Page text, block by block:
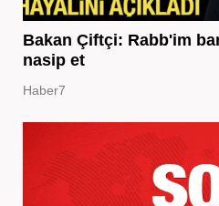
Bakan Çiftçi: Rabb'im
nasip et
Haber7